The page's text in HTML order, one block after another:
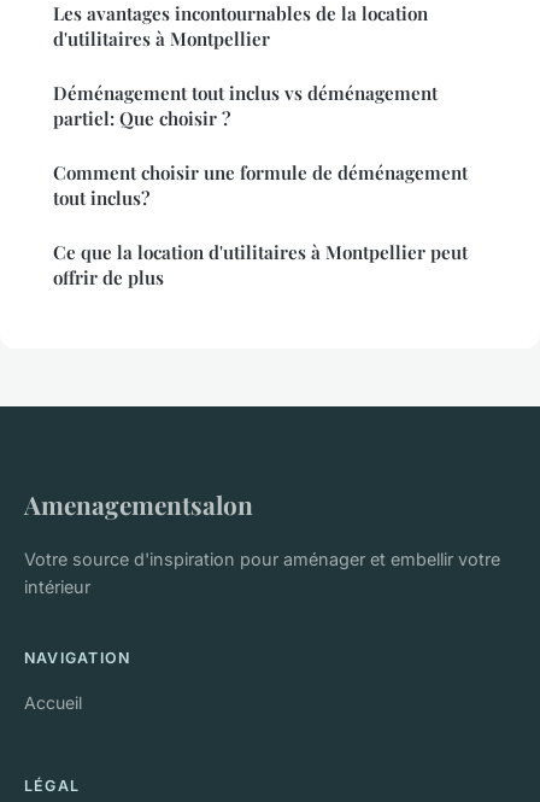
Les avantages incontournables de la location
d'utilitaires à Montpellier
Déménagement tout inclus vs déménagement
partiel: Que choisir ?
Comment choisir une formule de déménagement
tout inclus?
Ce que la location d'utilitaires à Montpellier peut
offrir de plus
Amenagementsalon
Votre source d'inspiration pour aménager et embellir votre
intérieur
NAVIGATION
Accueil
LÉGAL